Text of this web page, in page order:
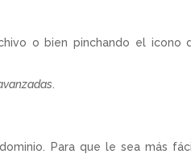
o bien pinchando el icono
Para que le sea más